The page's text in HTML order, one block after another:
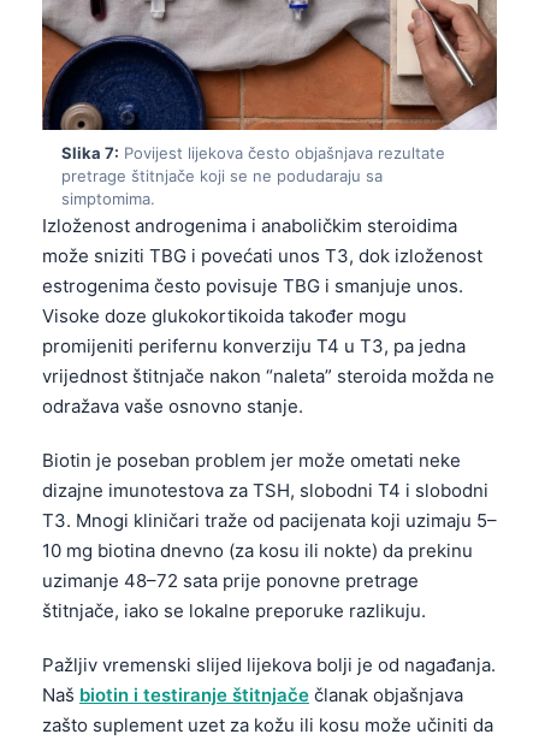
Slika 7: Povijest lijekova često objašnjava rezultate
pretrage štitnjače koji se ne podudaraju sa
simptomima.
Izloženost androgenima i anaboličkim steroidima
može sniziti TBG i povećati unos T3, dok izloženost
estrogenima često povisuje TBG i smanjuje unos.
Visoke doze glukokortikoida također mogu
promijeniti perifernu konverziju T4 u T3, pa jedna
vrijednost štitnjače nakon “naleta” steroida možda ne
odražava vaše osnovno stanje.
Biotin je poseban problem jer može ometati neke
dizajne imunotestova za TSH, slobodni T4 i slobodni
T3. Mnogi kliničari traže od pacijenata koji uzimaju 5–
10 mg biotina dnevno (za kosu ili nokte) da prekinu
uzimanje 48–72 sata prije ponovne pretrage
štitnjače, iako se lokalne preporuke razlikuju.
Pažljiv vremenski slijed lijekova bolji je od nagađanja.
Naš biotin i testiranje štitnjače članak objašnjava
zašto suplement uzet za kožu ili kosu može učiniti da
Eesti
日本語
ქართული
Русский
Lietuvių kalba
Polski
한국어
Slovenščina
Magyar
বাংলা
اردو
తెలుగు
தமிழ்
ગુજરાતી
ಕನ್ನಡ
മലയാളം